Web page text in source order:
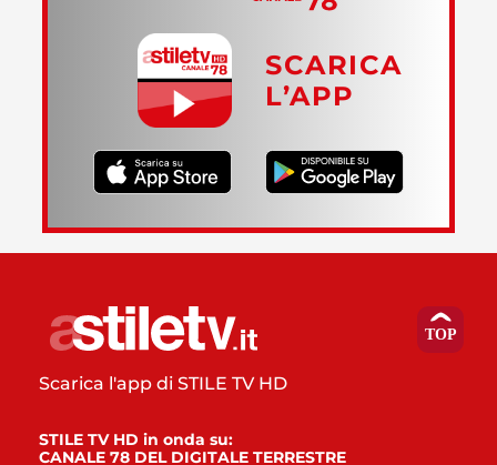
SCARICA
L’APP
Scarica l'app di STILE TV HD
STILE TV HD in onda su:
CANALE 78 DEL DIGITALE TERRESTRE